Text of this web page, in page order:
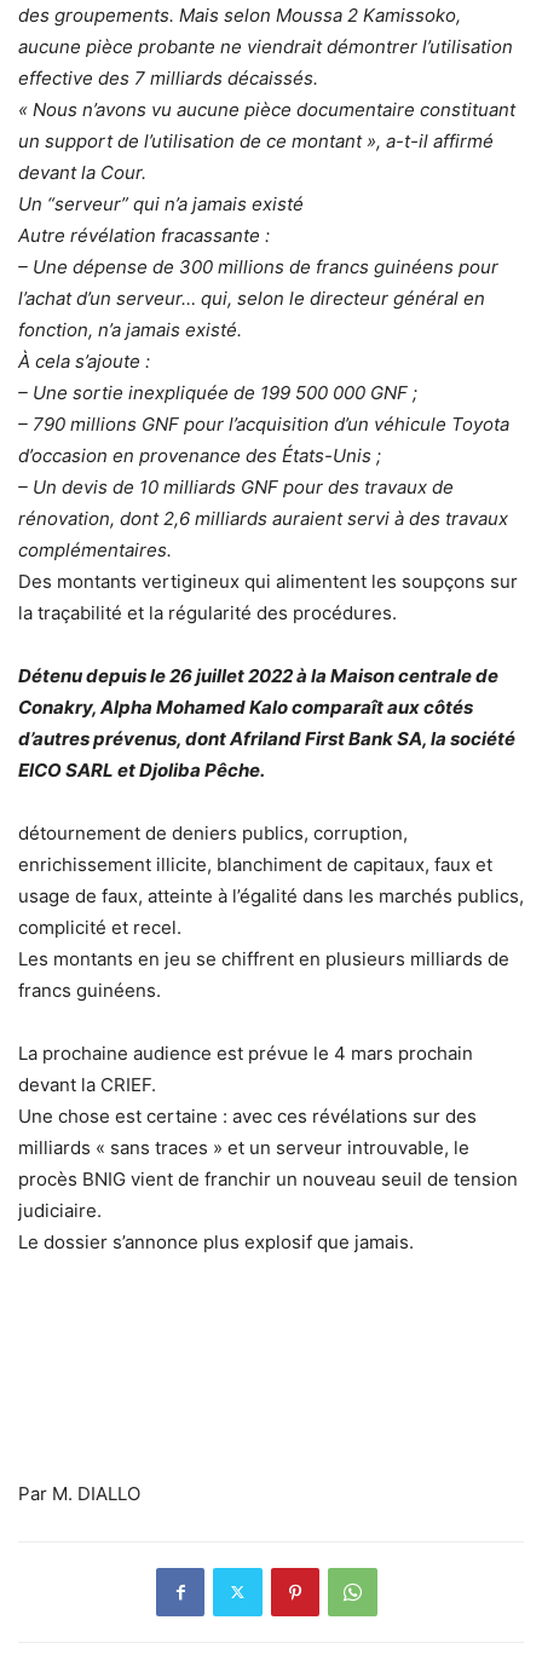
des groupements. Mais selon Moussa 2 Kamissoko,
aucune pièce probante ne viendrait démontrer l’utilisation
effective des 7 milliards décaissés.
« Nous n’avons vu aucune pièce documentaire constituant
un support de l’utilisation de ce montant », a-t-il affirmé
devant la Cour.
Un “serveur” qui n’a jamais existé
Autre révélation fracassante :
– Une dépense de 300 millions de francs guinéens pour
l’achat d’un serveur… qui, selon le directeur général en
fonction, n’a jamais existé.
À cela s’ajoute :
– Une sortie inexpliquée de 199 500 000 GNF ;
– 790 millions GNF pour l’acquisition d’un véhicule Toyota
d’occasion en provenance des États-Unis ;
– Un devis de 10 milliards GNF pour des travaux de
rénovation, dont 2,6 milliards auraient servi à des travaux
complémentaires.
Des montants vertigineux qui alimentent les soupçons sur
la traçabilité et la régularité des procédures.
Détenu depuis le 26 juillet 2022 à la Maison centrale de
Conakry, Alpha Mohamed Kalo comparaît aux côtés
d’autres prévenus, dont Afriland First Bank SA, la société
EICO SARL et Djoliba Pêche.
détournement de deniers publics, corruption,
enrichissement illicite, blanchiment de capitaux, faux et
usage de faux, atteinte à l’égalité dans les marchés publics,
complicité et recel.
Les montants en jeu se chiffrent en plusieurs milliards de
francs guinéens.
La prochaine audience est prévue le 4 mars prochain
devant la CRIEF.
Une chose est certaine : avec ces révélations sur des
milliards « sans traces » et un serveur introuvable, le
procès BNIG vient de franchir un nouveau seuil de tension
judiciaire.
Le dossier s’annonce plus explosif que jamais.
Par M. DIALLO